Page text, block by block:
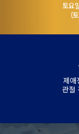
토요
(
제애
관절